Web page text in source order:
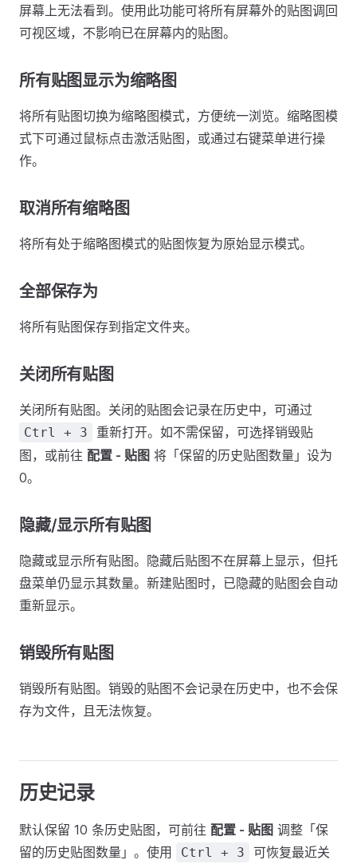
屏幕上无法看到。使用此功能可将所有屏幕外的贴图调回
可视区域，不影响已在屏幕内的贴图。
所有贴图显示为缩略图
将所有贴图切换为缩略图模式，方便统一浏览。缩略图模
式下可通过鼠标点击激活贴图，或通过右键菜单进行操
作。
取消所有缩略图
将所有处于缩略图模式的贴图恢复为原始显示模式。
全部保存为
将所有贴图保存到指定文件夹。
关闭所有贴图
关闭所有贴图。关闭的贴图会记录在历史中，可通过
Ctrl + 3
重新打开。如不需保留，可选择销毁贴
图，或前往 配置 - 贴图 将「保留的历史贴图数量」设为
0。
隐藏/显示所有贴图
隐藏或显示所有贴图。隐藏后贴图不在屏幕上显示，但托
盘菜单仍显示其数量。新建贴图时，已隐藏的贴图会自动
重新显示。
销毁所有贴图
销毁所有贴图。销毁的贴图不会记录在历史中，也不会保
存为文件，且无法恢复。
历史记录
默认保留 10 条历史贴图，可前往 配置 - 贴图 调整「保
留的历史贴图数量」。使用
Ctrl + 3
可恢复最近关